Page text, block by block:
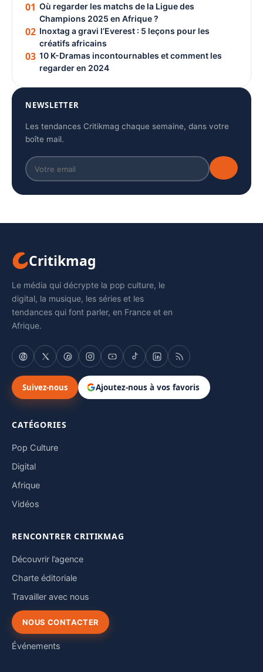
01 Où regarder les matchs de la Ligue des
Champions 2025 en Afrique ?
02 Inoxtag a gravi l’Everest : 5 leçons pour les
créatifs africains
03 10 K-Dramas incontournables et comment les
regarder en 2024
NEWSLETTER
Les tendances Critikmag chaque semaine, dans votre
boîte mail.
Critikmag
Le média qui décrypte la pop culture, le
digital, la musique, les séries et les
tendances qui font parler, en France et en
Afrique.
Suivez-nous Ajoutez-nous à vos favoris
CATÉGORIES
Pop Culture
Digital
Afrique
Vidéos
RENCONTRER CRITIKMAG
Découvrir l’agence
Charte éditoriale
Travailler avec nous
NOUS CONTACTER
Événements